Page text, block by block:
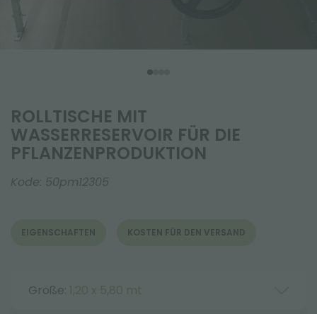
ROLLTISCHE MIT
WASSERRESERVOIR FÜR DIE
PFLANZENPRODUKTION
Kode: 50pm12305
EIGENSCHAFTEN KOSTEN FÜR DEN VERSAND
Größe: 1,20 x 5,80 mt